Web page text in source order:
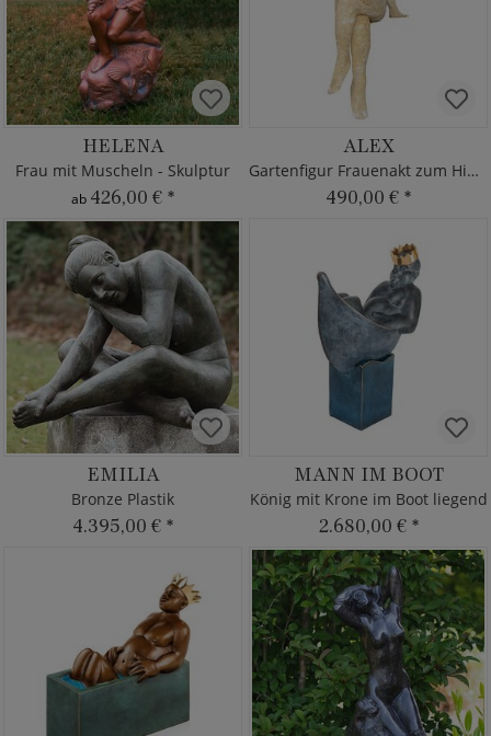
HELENA
Frau mit Muscheln - Skulptur
ab 426,00 € *
ALEX
Gartenfigur Frauenakt zum Hinsetzen
490,00 € *
EMILIA
Bronze Plastik
4.395,00 € *
MANN IM BOOT
König mit Krone im Boot liegend
2.680,00 € *